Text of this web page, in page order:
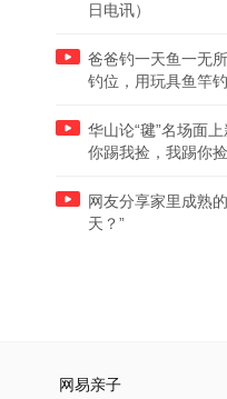
日电讯）
爸爸钓一天鱼一无
钓位，用玩具鱼竿
华山论“毽”名场面
你踢我捡，我踢你
网友分享家里成熟
天？”
网易亲子